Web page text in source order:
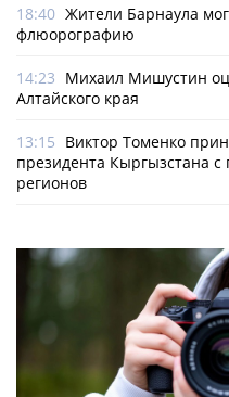
18:40 Жители Барнаула
флюорографию
14:23 Михаил Мишустин
Алтайского края
13:15 Виктор Томенко
президента Кыргызстана с
регионов